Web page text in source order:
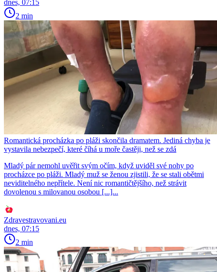
dnes, 07:15
2 min
Romantická procházka po pláži skončila dramatem. Jediná chyba je
vystavila nebezpečí, které číhá u moře častěji, než se zdá
Mladý pár nemohl uvěřit svým očím, když uviděl své nohy po
procházce po pláži. Mladý muž se ženou zjistili, že se stali obětmi
neviditelného nepřítele. Není nic romantičtějšího, než strávit
dovolenou s milovanou osobou [...]...
Zdravestravovani.eu
dnes, 07:15
2 min